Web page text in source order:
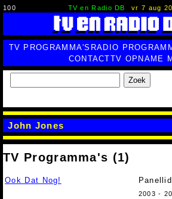
100 TV en Radio DB vr 7 aug
TV PROGRAMMA'S RADIO
CONTACTTV OPNAME
Zoek
John Jones
TV Programma's (1)
Ook Dat Nog! Panellid
2003 -